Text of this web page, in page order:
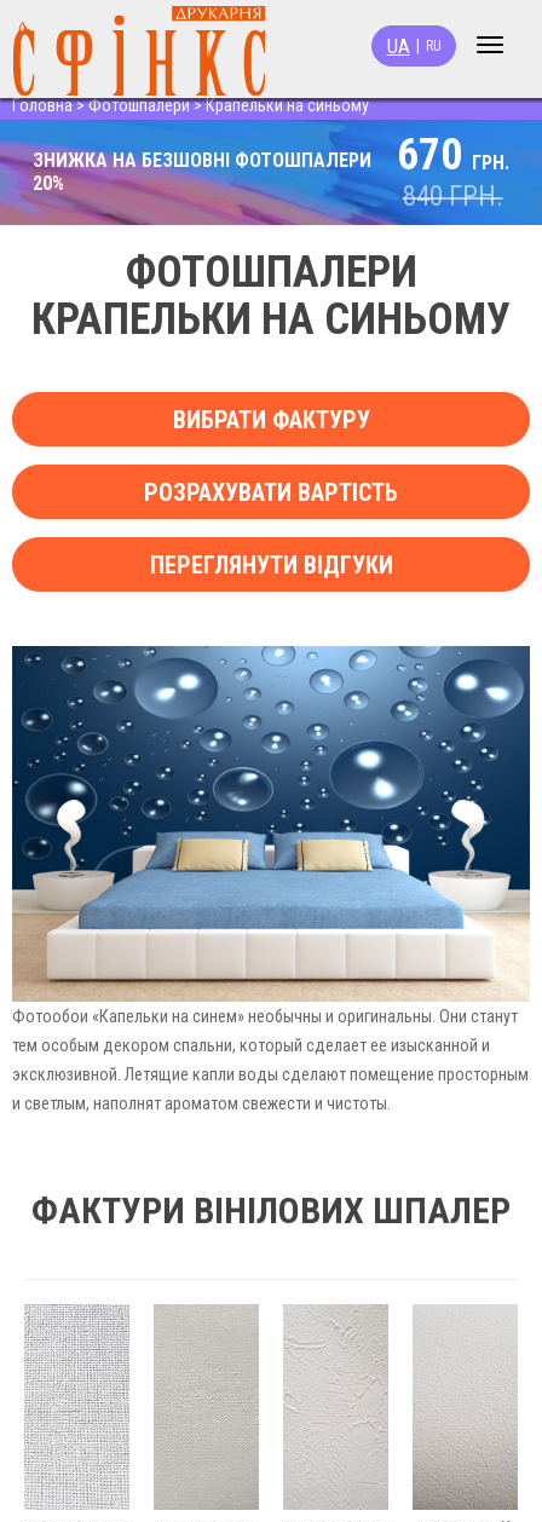
Toggle
UA RU
Головна>Фотошпалери>Крапельки на синьому
ЗНИЖКА НА БЕЗШОВНІ ФОТОШПАЛЕРИ
20%
670 ГРН.
840ГРН.
ФОТОШПАЛЕРИ
КРАПЕЛЬКИ НА СИНЬОМУ
ВИБРАТИ ФАКТУРУ
РОЗРАХУВАТИ ВАРТІСТЬ
ПЕРЕГЛЯНУТИ ВІДГУКИ
Фотообои «Капельки на синем» необычны и оригинальны. Они станут
тем особым декором спальни, который сделает ее изысканной и
эксклюзивной. Летящие капли воды сделают помещение просторным
и светлым, наполнят ароматом свежести и чистоты.
ФАКТУРИ ВІНІЛОВИХ ШПАЛЕР